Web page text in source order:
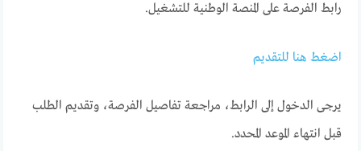
رابط الفرصة على المنصة الوطنية للتشغيل.
اضغط هنا للتقديم
يرجى الدخول إلى الرابط، مراجعة تفاصيل الفرصة، وتقديم الطلب
قبل انتهاء الموعد المحدد.